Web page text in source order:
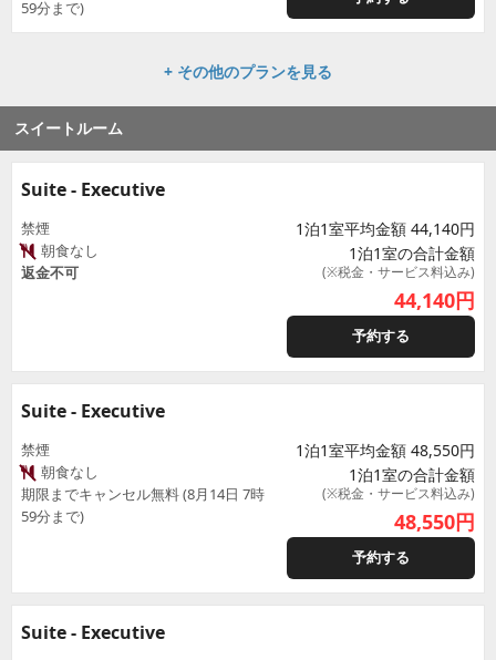
59分まで)
+ その他のプランを見る
スイートルーム
Suite - Executive
禁煙
朝食なし
返金不可
1泊1室平均金額 44,140円
1泊1室の合計金額
(※税金・サービス料込み)
44,140円
予約する
Suite - Executive
禁煙
朝食なし
期限までキャンセル無料 (8月14日 7時
59分まで)
1泊1室平均金額 48,550円
1泊1室の合計金額
(※税金・サービス料込み)
48,550円
予約する
Suite - Executive